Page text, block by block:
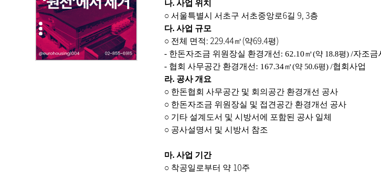
나. 사업 위치
○ 서울특별시 서초구 서초중앙로6길 9, 3층
다. 사업 규모
○ 전체 면적: 229.44㎡ (약69.4평)
- 한돈자조금 위원장실 환경개선: 62.10㎡(약 18.8평) /자조금
- 협회 사무공간 환경개선: 167.34㎡(약 50.6평) /협회사업
라. 공사 개요
○ 한돈협회 사무공간 및 회의공간 환경개선 공사
○ 한돈자조금 위원장실 및 접견공간 환경개선 공사
○ 기타 설계도서 및 시방서에 포함된 공사 일체
○ 공사설명서 및 시방서 참조
마. 사업 기간
○ 착공일로부터 약 10주